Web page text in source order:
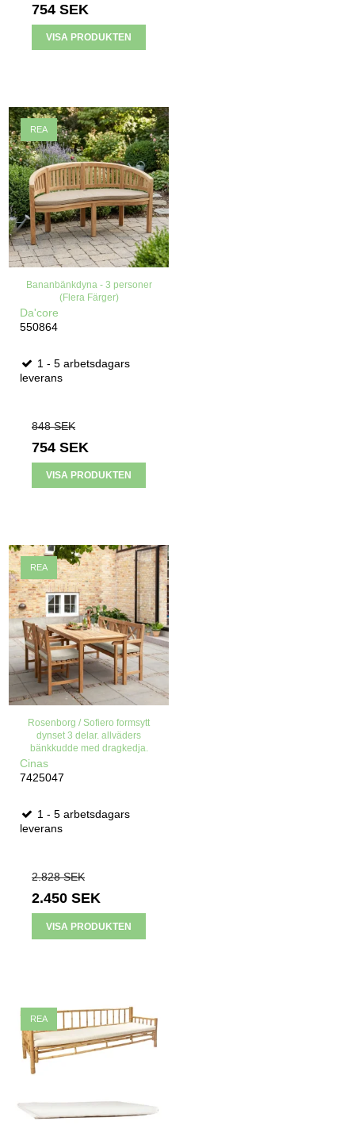
754 SEK
VISA PRODUKTEN
REA
Bananbänkdyna - 3 personer
(Flera Färger)
Da'core
550864
1 - 5 arbetsdagars
leverans
848 SEK
754 SEK
VISA PRODUKTEN
REA
Rosenborg / Sofiero formsytt
dynset 3 delar. allväders
bänkkudde med dragkedja.
Cinas
7425047
1 - 5 arbetsdagars
leverans
2.828 SEK
2.450 SEK
VISA PRODUKTEN
REA